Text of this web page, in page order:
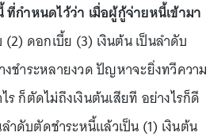
กำหนดไว้ว่า เมื่อผู้กู้จ่ายหนี้เข้ามา
(2) ดอกเบี้ย (3) เงินต้น เป็นลำดับ
ชำระหลายงวด ปัญหาจะยิ่งทวีความ
ร ก็ตัดไม่ถึงเงินต้นเสียที อย่างไรก็ดี
ำดับตัดชำระหนี้แล้วเป็น (1) เงินต้น